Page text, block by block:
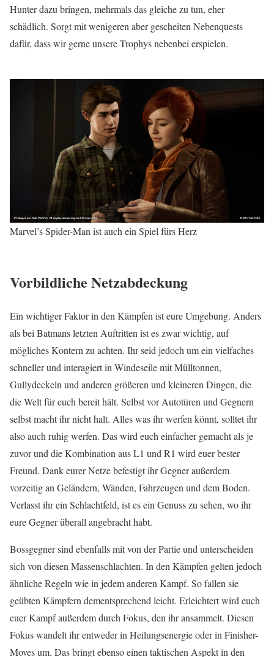
Hunter dazu bringen, mehrmals das gleiche zu tun, eher
schädlich. Sorgt mit wenigeren aber gescheiten Nebenquests
dafür, dass wir gerne unsere Trophys nebenbei erspielen.
Marvel’s Spider-Man ist auch ein Spiel fürs Herz
Vorbildliche Netzabdeckung
Ein wichtiger Faktor in den Kämpfen ist eure Umgebung. Anders
als bei Batmans letzten Auftritten ist es zwar wichtig, auf
mögliches Kontern zu achten. Ihr seid jedoch um ein vielfaches
schneller und interagiert in Windeseile mit Mülltonnen,
Gullydeckeln und anderen größeren und kleineren Dingen, die
die Welt für euch bereit hält. Selbst vor Autotüren und Gegnern
selbst macht ihr nicht halt. Alles was ihr werfen könnt, solltet ihr
also auch ruhig werfen. Das wird euch einfacher gemacht als je
zuvor und die Kombination aus L1 und R1 wird euer bester
Freund. Dank eurer Netze befestigt ihr Gegner außerdem
vorzeitig an Geländern, Wänden, Fahrzeugen und dem Boden.
Verlasst ihr ein Schlachtfeld, ist es ein Genuss zu sehen, wo ihr
eure Gegner überall angebracht habt.
Bossgegner sind ebenfalls mit von der Partie und unterscheiden
sich von diesen Massenschlachten. In den Kämpfen gelten jedoch
ähnliche Regeln wie in jedem anderen Kampf. So fallen sie
geübten Kämpfern dementsprechend leicht. Erleichtert wird euch
euer Kampf außerdem durch Fokus, den ihr ansammelt. Diesen
Fokus wandelt ihr entweder in Heilungsenergie oder in Finisher-
Moves um. Das bringt ebenso einen taktischen Aspekt in den